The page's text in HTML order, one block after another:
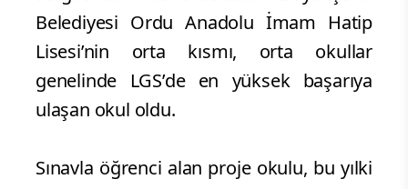
Belediyesi Ordu Anadolu İmam Hatip
Lisesi’nin orta kısmı, orta okullar
genelinde LGS’de en yüksek başarıya
ulaşan okul oldu.
Sınavla öğrenci alan proje okulu, bu yılki